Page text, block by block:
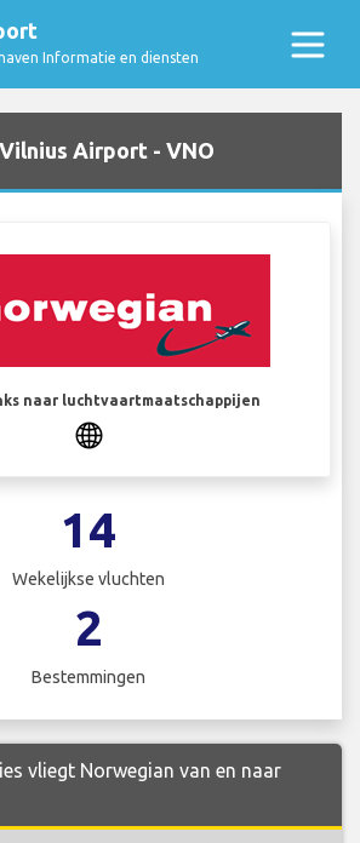
Informatie en diensten
Airport - VNO
naar luchtvaartmaatschappijen
14
Wekelijkse vluchten
2
Bestemmingen
vliegt Norwegian van en naar